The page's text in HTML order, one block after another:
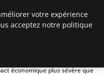
économique plus sévère que
votre expérience
acceptez notre politique